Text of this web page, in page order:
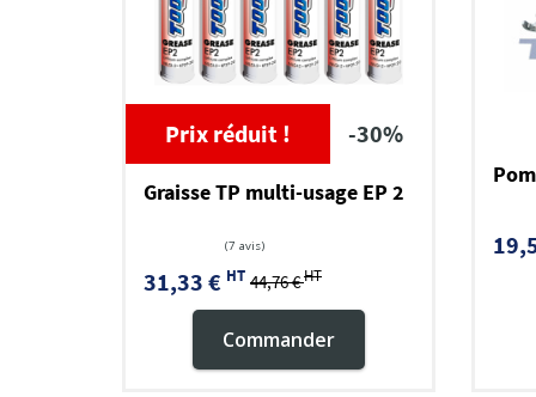
Graisse TP multi-usage EP 2
31,33 € HT 44,76 €HT
Prix réduit ! -30%
Commander